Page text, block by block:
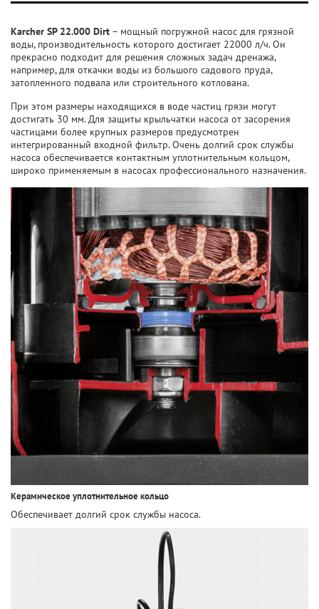
Karcher SP 22.000 Dirt – мощный погружной насос для грязной
воды, производительность которого достигает 22000 л/ч. Он
прекрасно подходит для решения сложных задач дренажа,
например, для откачки воды из большого садового пруда,
затопленного подвала или строительного котлована.
При этом размеры находящихся в воде частиц грязи могут
достигать 30 мм. Для защиты крыльчатки насоса от засорения
частицами более крупных размеров предусмотрен
интегрированный входной фильтр. Очень долгий срок службы
насоса обеспечивается контактным уплотнительным кольцом,
широко применяемым в насосах профессионального назначения.
Керамическое уплотнительное кольцо
Обеспечивает долгий срок службы насоса.